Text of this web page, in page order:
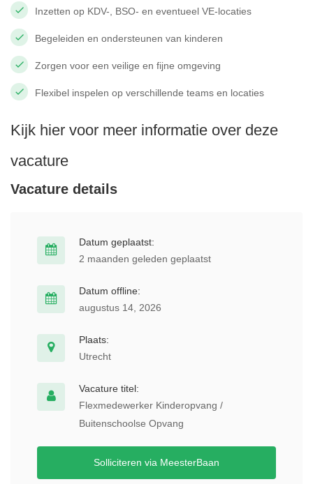
Inzetten op KDV-, BSO- en eventueel VE-locaties
Begeleiden en ondersteunen van kinderen
Zorgen voor een veilige en fijne omgeving
Flexibel inspelen op verschillende teams en locaties
Kijk hier voor meer informatie over deze
vacature
Vacature details
Datum geplaatst:
2 maanden geleden geplaatst
Datum offline:
augustus 14, 2026
Plaats:
Utrecht
Vacature titel:
Flexmedewerker Kinderopvang /
Buitenschoolse Opvang
Solliciteren via MeesterBaan